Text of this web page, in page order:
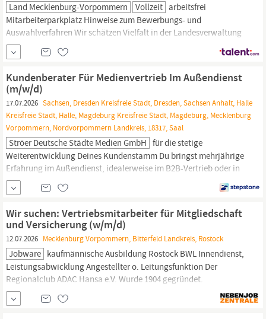
Land Mecklenburg-Vorpommern Vollzeit arbeitsfrei
Mitarbeiterparkplatz Hinweise zum Bewerbungs- und
Auswahlverfahren Wir schätzen Vielfalt in der Landesverwaltung
Mecklenburg-Vorpommern
Bewerbungen – unabhängig von Alter, Herkunft, Geschlecht,
Bewerbungen von Frauen begrüßen wir besonders.
Schwerbehinderte...
Kundenberater Für Medienvertrieb Im Außendienst
(m/w/d)
17.07.2026 Sachsen, Dresden Kreisfreie Stadt, Dresden, Sachsen Anhalt, Halle
Kreisfreie Stadt, Halle, Magdeburg Kreisfreie Stadt, Magdeburg, Mecklenburg
Vorpommern, Nordvorpommern Landkreis, 18317, Saal
Ströer Deutsche Städte Medien GmbH für die stetige
Weiterentwicklung Deines Kundenstamm Du bringst mehrjährige
Erfahrung im Außendienst, idealerweise im B2B-Vertrieb oder in
derMedien-/Agenturbranche
mit Vertrieb bedeutet für Dich -
Beratungskompetenz, Verhandlungsgeschick,
Entscheider:innen Konzeptionelles Denken sowie
Wir suchen: Vertriebsmitarbeiter für Mitgliedschaft
und Versicherung (w/m/d)
12.07.2026 Mecklenburg Vorpommern, Bitterfeld Landkreis, Rostock
Jobware kaufmännische Ausbildung Rostock BWL Innendienst,
Leistungsabwicklung Angestellter o. Leitungsfunktion Der
Regionalclub ADAC Hansa e.V. Wurde 1904 gegründet.
Mittlerweile arbeiten über 140 Mitarbeitende in unseren
Geschäftsstellen in Hamburg und
Mecklenburg-Vorpommern.